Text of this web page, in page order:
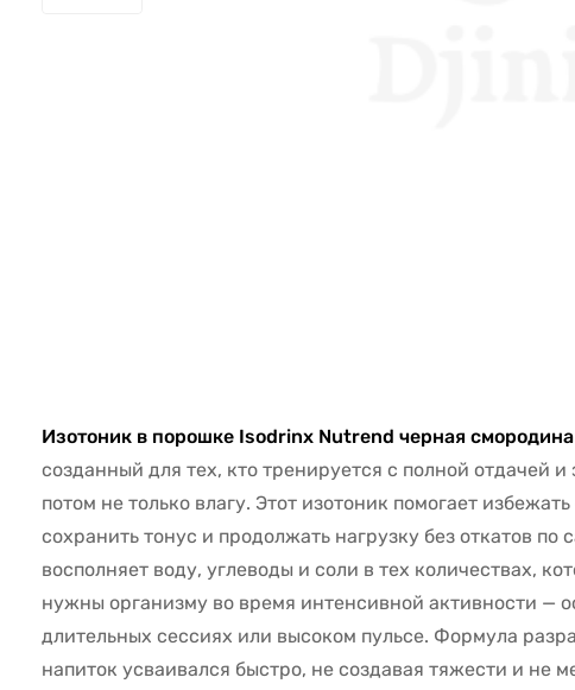
Изотоник в порошке Isodrinx Nutrend черная
созданный для тех, кто тренируется с полной отдачей и
потом не только влагу. Этот изотоник помогает
сохранить тонус и продолжать нагрузку без откатов по
восполняет воду, углеводы и соли в тех количествах,
нужны организму во время интенсивной активности —
длительных сессиях или высоком пульсе. Формула
напиток усваивался быстро, не создавая тяжести и не